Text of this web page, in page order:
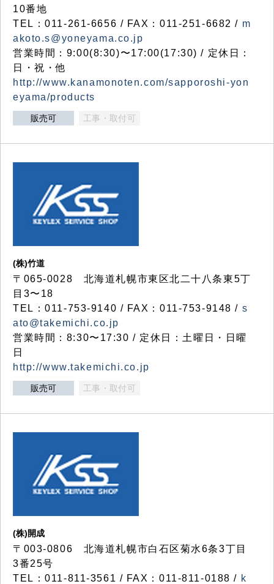
10番地
TEL：011-261-6656 / FAX：011-251-6682 / m
akoto.s@yoneyama.co.jp
営業時間：9:00(8:30)〜17:00(17:30) / 定休日：
日・祝・他
http://www.kanamonoten.com/sapporoshi-yon
eyama/products
販売可 工事・取付可
(株)竹道
〒065-0028 北海道札幌市東区北二十八条東5丁
目3〜18
TEL：011-753-9140 / FAX：011-753-9148 / s
ato@takemichi.co.jp
営業時間：8:30〜17:30 / 定休日：土曜日・日曜
日
http://www.takemichi.co.jp
販売可 工事・取付可
(株)開成
〒003-0806 北海道札幌市白石区菊水6条3丁目
3番25号
TEL：011-811-3561 / FAX：011-811-0188 / k